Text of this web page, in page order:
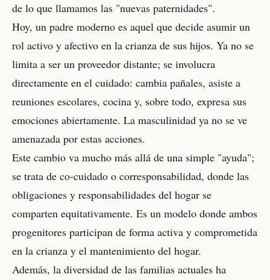
de lo que llamamos las "nuevas paternidades".
Hoy, un padre moderno es aquel que decide asumir un
rol activo y afectivo en la crianza de sus hijos. Ya no se
limita a ser un proveedor distante; se involucra
directamente en el cuidado: cambia pañales, asiste a
reuniones escolares, cocina y, sobre todo, expresa sus
emociones abiertamente. La masculinidad ya no se ve
amenazada por estas acciones.
Este cambio va mucho más allá de una simple "ayuda";
se trata de co-cuidado o corresponsabilidad, donde las
obligaciones y responsabilidades del hogar se
comparten equitativamente. Es un modelo donde ambos
progenitores participan de forma activa y comprometida
en la crianza y el mantenimiento del hogar.
Además, la diversidad de las familias actuales ha